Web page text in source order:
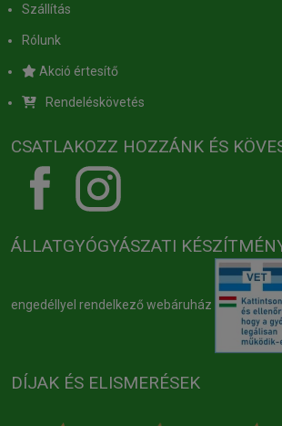
Szállítás
Rólunk
Akció értesítő
Rendeléskövetés
CSATLAKOZZ HOZZÁNK ÉS
ÁLLATGYÓGYÁSZATI
engedéllyel rendelkező webáruház
DÍJAK ÉS ELISMERÉSEK